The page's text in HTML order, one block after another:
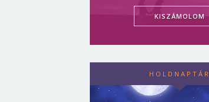
KISZÁMOLOM
HOLDNAPTÁR